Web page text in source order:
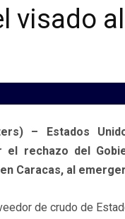
visado
– Estados
el rechazo del
Caracas, al
de crudo de